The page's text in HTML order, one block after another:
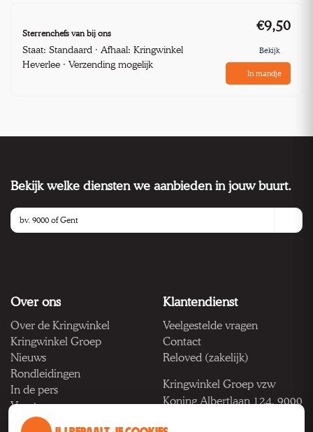
Sterrenchefs van bij ons
Staat: Standaard · Afhaal: Kringwinkel
Heverlee · Verzending mogelijk
€9,50
Bekijk
In mandje
Bekijk welke diensten we aanbieden in jouw buurt.
Over ons
Over de Kringwinkel
Kringwinkel Groep
Nieuws
Rondleidingen
In de pers
Vacatures
Klantendienst
Veelgestelde vragen
Contact
Reloved (zakelijk)
Kringwinkel Groep vzw
Koning Albertlaan 124, 9000